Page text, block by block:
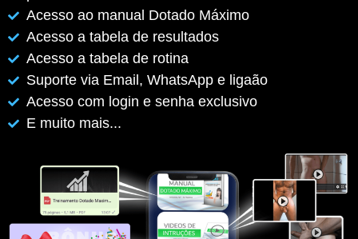
Acesso ao manual Dotado Máximo
Acesso a tabela de resultados
Acesso a tabela de rotina
Suporte via Email, WhatsApp e ligaão
Acesso com login e senha exclusivo
E muito mais...